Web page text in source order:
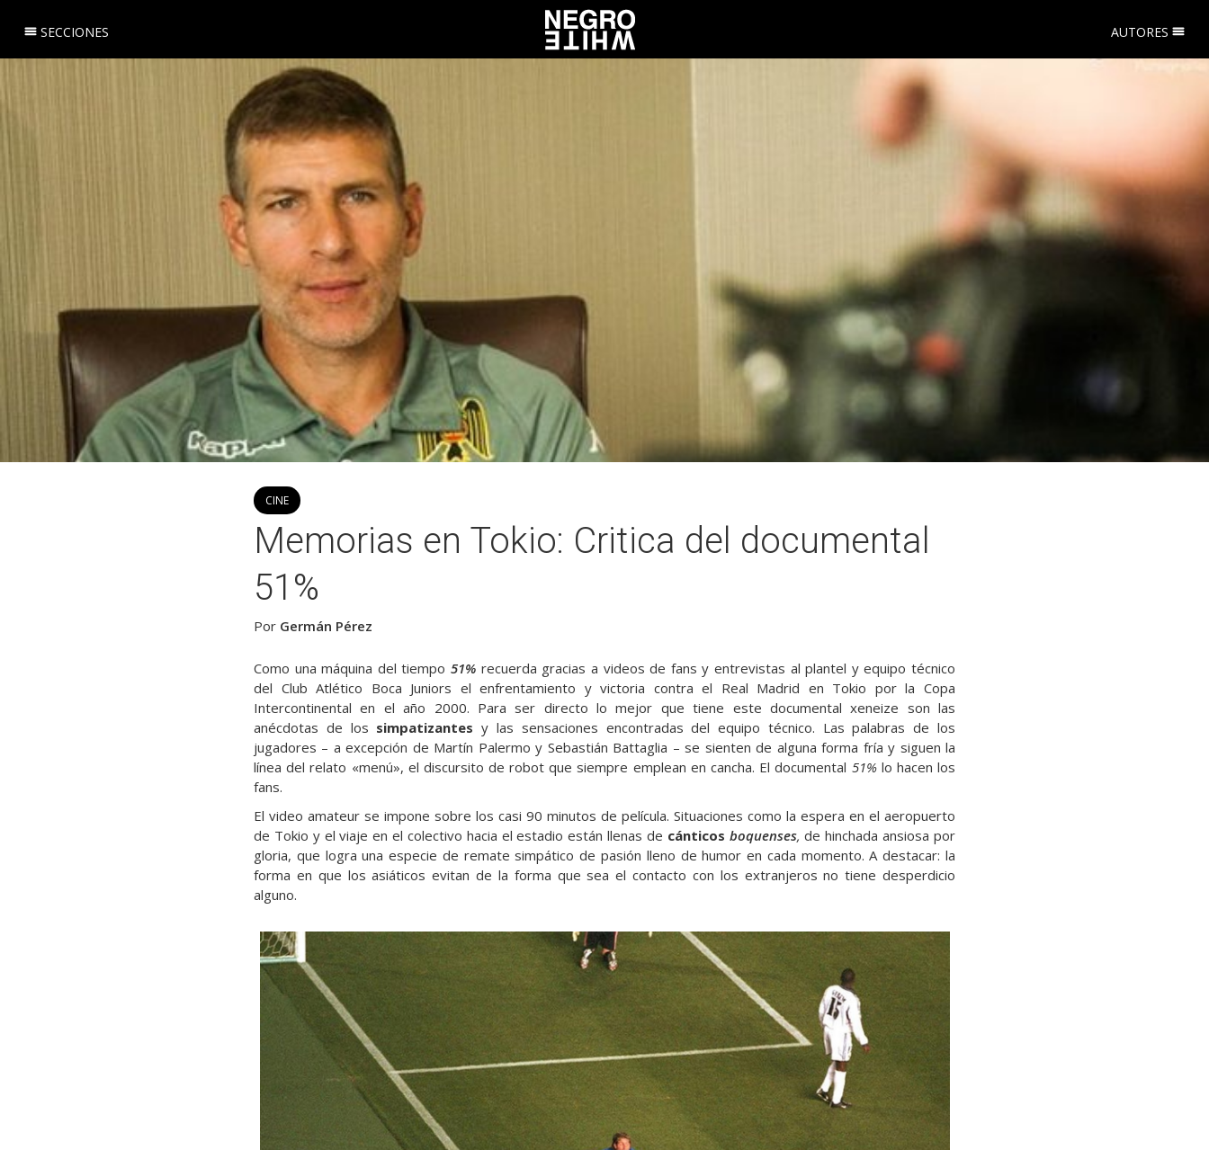
SECCIONES AUTORES
CINE
Memorias en Tokio: Critica del documental
51%
Por Germán Pérez
Como una máquina del tiempo 51% recuerda gracias a videos de fans y entrevistas al plantel y equipo técnico
del Club Atlético Boca Juniors el enfrentamiento y victoria contra el Real Madrid en Tokio por la Copa
Intercontinental en el año 2000. Para ser directo lo mejor que tiene este documental xeneize son las
anécdotas de los simpatizantes y las sensaciones encontradas del equipo técnico. Las palabras de los
jugadores – a excepción de Martín Palermo y Sebastián Battaglia – se sienten de alguna forma fría y siguen la
línea del relato «menú», el discursito de robot que siempre emplean en cancha. El documental 51%lo hacen los
fans.
El video amateur se impone sobre los casi 90 minutos de película. Situaciones como la espera en el aeropuerto
de Tokio y el viaje en el colectivo hacia el estadio están llenas de cánticos boquenses,de hinchada ansiosa por
gloria, que logra una especie de remate simpático de pasión lleno de humor en cada momento. A destacar: la
forma en que los asiáticos evitan de la forma que sea el contacto con los extranjeros no tiene desperdicio
alguno.